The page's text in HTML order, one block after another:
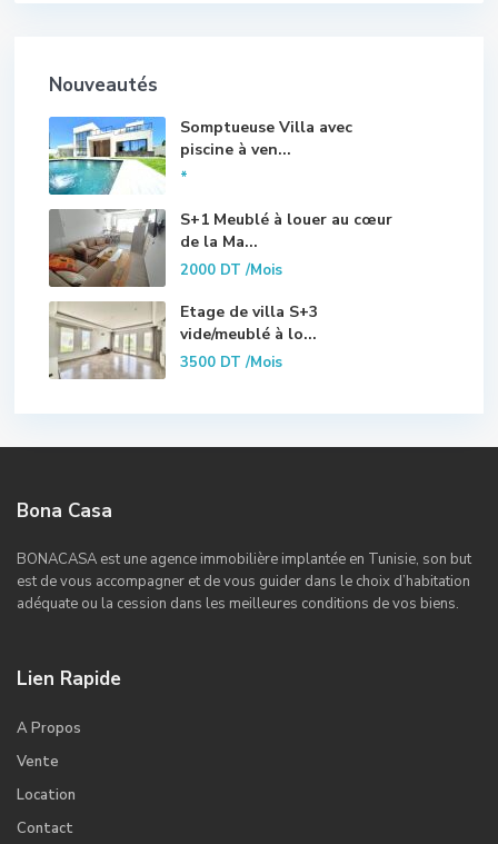
Nouveautés
Somptueuse Villa avec
piscine à ven...
*
S+1 Meublé à louer au cœur
de la Ma...
2000 DT/Mois
Etage de villa S+3
vide/meublé à lo...
3500 DT/Mois
Bona Casa
BONACASA est une agence immobilière implantée en Tunisie, son but
est de vous accompagner et de vous guider dans le choix d’habitation
adéquate ou la cession dans les meilleures conditions de vos biens.
Lien Rapide
A Propos
Vente
Location
Contact